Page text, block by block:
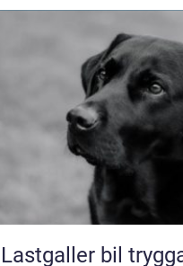
Lastgaller bil tryggare